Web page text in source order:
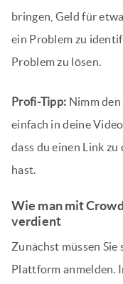
bringen, Geld für
ein Problem zu
Problem zu lösen.
Profi-Tipp: Nimm
einfach in deine
dass du einen Link
hast.
Wie man mit
verdient
Zunächst müssen
Plattform anmelden.